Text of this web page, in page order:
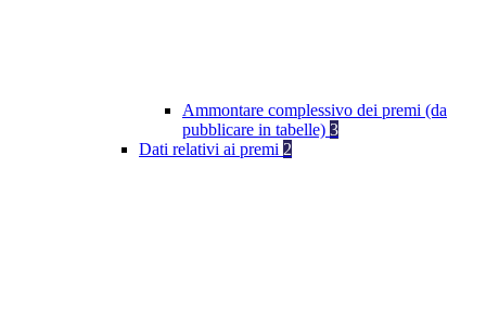
Ammontare complessivo dei premi (da
pubblicare in tabelle) 3
Dati relativi ai premi 2